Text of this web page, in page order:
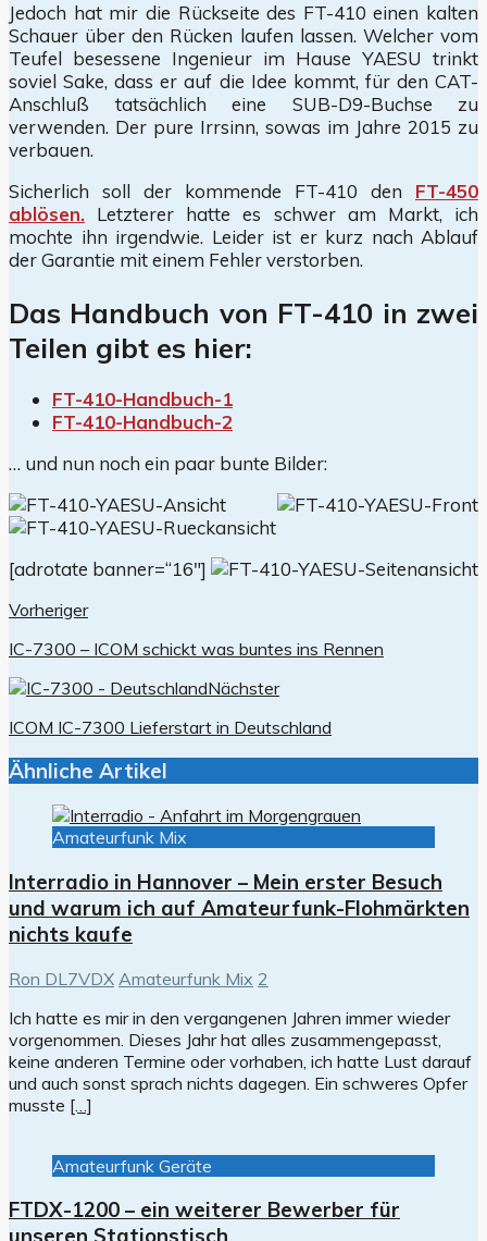
Jedoch hat mir die Rückseite des FT-410 einen kalten
Schauer über den Rücken laufen lassen. Welcher vom
Teufel besessene Ingenieur im Hause YAESU trinkt
soviel Sake, dass er auf die Idee kommt, für den CAT-
Anschluß tatsächlich eine SUB-D9-Buchse zu
verwenden. Der pure Irrsinn, sowas im Jahre 2015 zu
verbauen.
Sicherlich soll der kommende FT-410 den FT-450
ablösen. Letzterer hatte es schwer am Markt, ich
mochte ihn irgendwie. Leider ist er kurz nach Ablauf
der Garantie mit einem Fehler verstorben.
Das Handbuch von FT-410 in zwei
Teilen gibt es hier:
FT-410-Handbuch-1
FT-410-Handbuch-2
… und nun noch ein paar bunte Bilder:
[adrotate banner=“16″]
Vorheriger
IC-7300 – ICOM schickt was buntes ins Rennen
Nächster
ICOM IC-7300 Lieferstart in Deutschland
Ähnliche Artikel
Amateurfunk Mix
Interradio in Hannover – Mein erster Besuch
und warum ich auf Amateurfunk-Flohmärkten
nichts kaufe
Ron DL7VDX Amateurfunk Mix 2
Ich hatte es mir in den vergangenen Jahren immer wieder
vorgenommen. Dieses Jahr hat alles zusammengepasst,
keine anderen Termine oder vorhaben, ich hatte Lust darauf
und auch sonst sprach nichts dagegen. Ein schweres Opfer
musste […]
Amateurfunk Geräte
FTDX-1200 – ein weiterer Bewerber für